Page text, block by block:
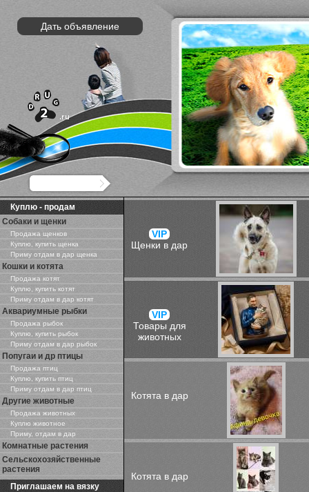
Дать объявление
VIP
Щенки в дар
VIP
Товары для
животных
Котята в дар
Котята в дар
Куплю - продам
Собаки и щенки
Продажа щенков
Куплю, купить щенка
Приму отдам в дар щенка
Кошки и котята
Продажа котят
Куплю, купить котят
Приму отдам в дар котят
Аквариумные рыбки
Продажа рыбок
Куплю, купить рыбок
Приму отдам в дар рыбок
Попугаи и др птицы
Продажа птиц
Куплю, купить птиц
Приму отдам в дар птиц
Другие животные
Продажа животных
Куплю животное
Приму, отдам в дар
Комнатные растения
Сельскохозяйственные
растения
Приглашаем на вязку